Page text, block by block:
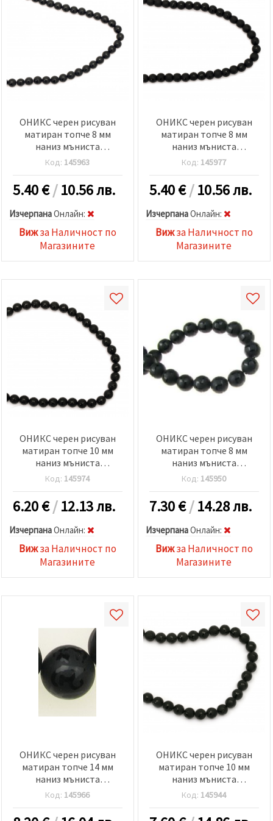
ОНИКС черен рисуван
матиран топче 8 мм
наниз мъниста
полускъпоценен камък
±48 броя
Код: 145963
5.40€/10.56 лв.
ИзчерпанаOнлайн:
Вижза Наличност по
Магазините
ОНИКС черен рисуван
матиран топче 8 мм
наниз мъниста
полускъпоценен камък
±50 броя
Код: 145977
5.40€/10.56 лв.
ИзчерпанаOнлайн:
Вижза Наличност по
Магазините
ОНИКС черен рисуван
матиран топче 10 мм
наниз мъниста
полускъпоценен камък
±38 броя
Код: 145974
6.20€/12.13 лв.
ИзчерпанаOнлайн:
Вижза Наличност по
Магазините
ОНИКС черен рисуван
матиран топче 8 мм
наниз мъниста
полускъпоценен камък
±48 броя
Код: 145950
7.30€/14.28 лв.
ИзчерпанаOнлайн:
Вижза Наличност по
Магазините
ОНИКС черен рисуван
матиран топче 14 мм
наниз мъниста
полускъпоценен камък
±28 броя
Код: 145966
ОНИКС черен рисуван
матиран топче 10 мм
наниз мъниста
полускъпоценен камък
±39 броя
Код: 145944